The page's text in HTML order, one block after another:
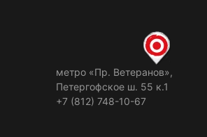
метро «Пр. Ветеранов»,
Петергофское ш. 55 к.1
+7 (812) 748-10-67